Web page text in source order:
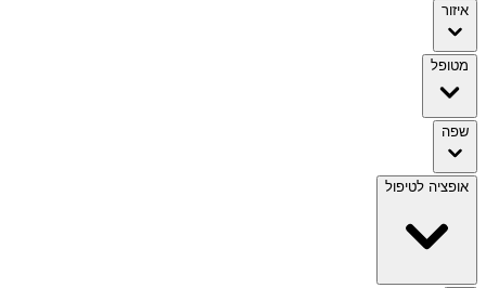
איזור
מטופל
שפה
אופציה לטיפול